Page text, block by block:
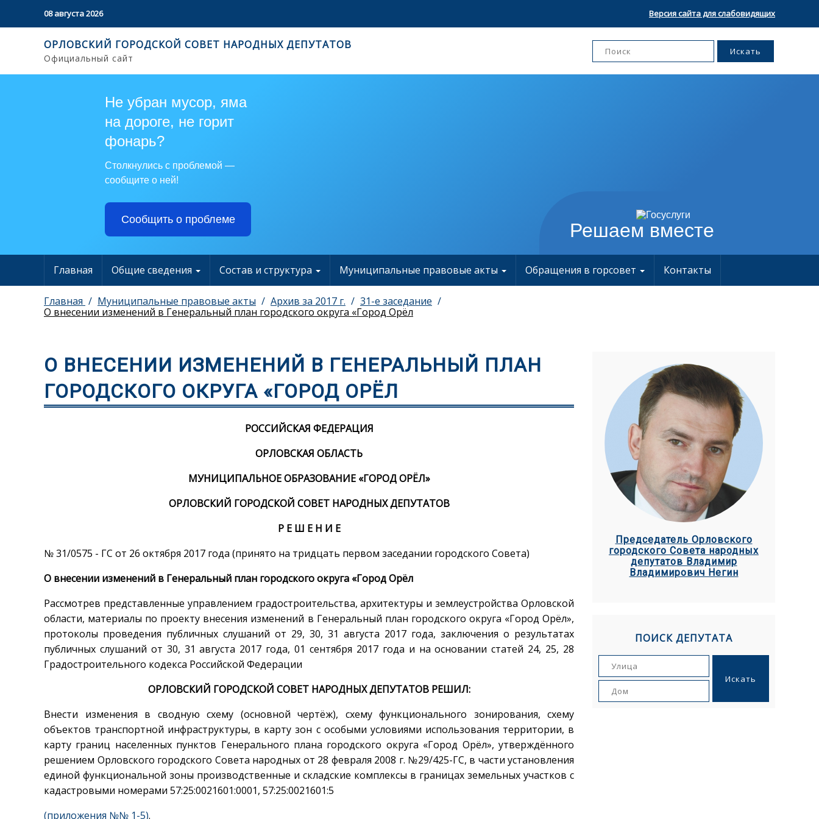
08 августа 2026 Версия сайта для слабовидящих
ОРЛОВСКИЙ ГОРОДСКОЙ СОВЕТ НАРОДНЫХ ДЕПУТАТОВ
Официальный сайт
Решаем вместе
Не убран мусор, яма
на дороге, не горит
фонарь?
Столкнулись с проблемой —
сообщите о ней!
Сообщить о проблеме
Главная Общие сведения Состав и структура Муниципальные правовые акты Обращения в горсовет Контакты
Главная Муниципальные правовые акты Архив за 2017 г.
31-e заседание
О внесении изменений в Генеральный план городского округа «Город Орёл
О ВНЕСЕНИИ ИЗМЕНЕНИЙ В ГЕНЕРАЛЬНЫЙ ПЛАН
ГОРОДСКОГО ОКРУГА «ГОРОД ОРЁЛ
РОССИЙСКАЯ ФЕДЕРАЦИЯ
ОРЛОВСКАЯ ОБЛАСТЬ
МУНИЦИПАЛЬНОЕ ОБРАЗОВАНИЕ «ГОРОД ОРЁЛ»
ОРЛОВСКИЙ ГОРОДСКОЙ СОВЕТ НАРОДНЫХ ДЕПУТАТОВ
Р Е Ш Е Н И Е
№ 31/0575 - ГС от 26 октября 2017 года (принято на тридцать первом заседании городского Совета)
О внесении изменений в Генеральный план городского округа «Город Орёл
Рассмотрев представленные управлением градостроительства, архитектуры и землеустройства Орловской
области, материалы по проекту внесения изменений в Генеральный план городского округа «Город Орёл»,
протоколы проведения публичных слушаний от 29, 30, 31 августа 2017 года, заключения о результатах
публичных слушаний от 30, 31 августа 2017 года, 01 сентября 2017 года и на основании статей 24, 25, 28
Градостроительного кодекса Российской Федерации
ОРЛОВСКИЙ ГОРОДСКОЙ СОВЕТ НАРОДНЫХ ДЕПУТАТОВ РЕШИЛ:
Внести изменения в сводную схему (основной чертёж), схему функционального зонирования, схему
объектов транспортной инфраструктуры, в карту зон с особыми условиями использования территории, в
карту границ населенных пунктов Генерального плана городского округа «Город Орёл», утверждённого
решением Орловского городского Совета народных от 28 февраля 2008 г. №29/425-ГС, в части установления
единой функциональной зоны производственные и складские комплексы в границах земельных участков с
кадастровыми номерами 57:25:0021601:0001, 57:25:0021601:5
(приложения №№ 1-5).
Председатель Орловского
городского Совета народных
депутатов Владимир
Владимирович Негин
ПОИСК ДЕПУТАТА